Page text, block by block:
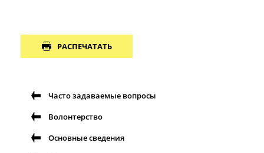
РАСПЕЧАТАТЬ
Часто задаваемые вопросы
Волонтерство
Основные сведения